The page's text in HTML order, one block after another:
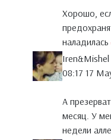
Хорошо,
наладилась
Iren&Mishel
08:17 17
А
месяц. У
недели